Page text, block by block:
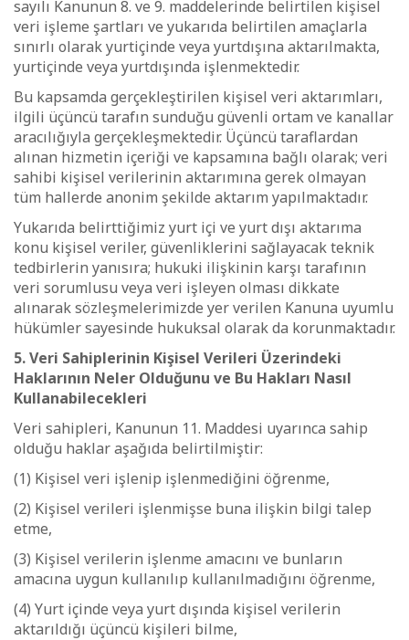
sayılı Kanunun 8. ve 9. maddelerinde belirtilen kişisel
veri işleme şartları ve yukarıda belirtilen amaçlarla
sınırlı olarak yurtiçinde veya yurtdışına aktarılmakta,
yurtiçinde veya yurtdışında işlenmektedir.
Bu kapsamda gerçekleştirilen kişisel veri aktarımları,
ilgili üçüncü tarafın sunduğu güvenli ortam ve kanallar
aracılığıyla gerçekleşmektedir. Üçüncü taraflardan
alınan hizmetin içeriği ve kapsamına bağlı olarak; veri
sahibi kişisel verilerinin aktarımına gerek olmayan
tüm hallerde anonim şekilde aktarım yapılmaktadır.
Yukarıda belirttiğimiz yurt içi ve yurt dışı aktarıma
konu kişisel veriler, güvenliklerini sağlayacak teknik
tedbirlerin yanısıra; hukuki ilişkinin karşı tarafının
veri sorumlusu veya veri işleyen olması dikkate
alınarak sözleşmelerimizde yer verilen Kanuna uyumlu
hükümler sayesinde hukuksal olarak da korunmaktadır.
5. Veri Sahiplerinin Kişisel Verileri Üzerindeki
Haklarının Neler Olduğunu ve Bu Hakları Nasıl
Kullanabilecekleri
Veri sahipleri, Kanunun 11. Maddesi uyarınca sahip
olduğu haklar aşağıda belirtilmiştir:
(1) Kişisel veri işlenip işlenmediğini öğrenme,
(2) Kişisel verileri işlenmişse buna ilişkin bilgi talep
etme,
(3) Kişisel verilerin işlenme amacını ve bunların
amacına uygun kullanılıp kullanılmadığını öğrenme,
(4) Yurt içinde veya yurt dışında kişisel verilerin
aktarıldığı üçüncü kişileri bilme,